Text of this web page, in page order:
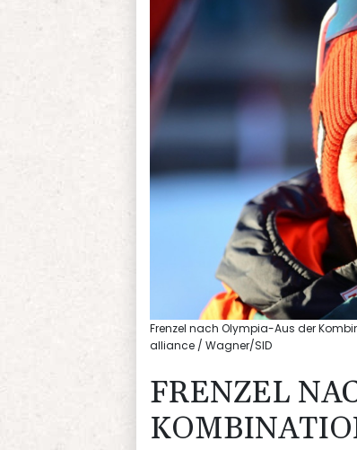
Frenzel nach Olympia-Aus der
alliance / Wagner/SID
FRENZEL